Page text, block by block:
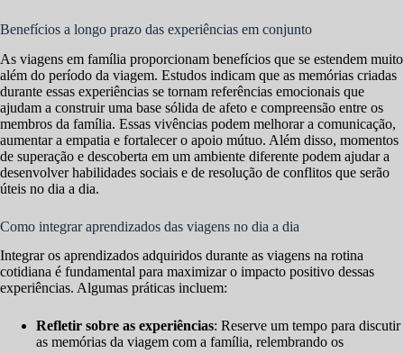
Benefícios a longo prazo das experiências em conjunto
As viagens em família proporcionam benefícios que se estendem muito
além do período da viagem. Estudos indicam que as memórias criadas
durante essas experiências se tornam referências emocionais que
ajudam a construir uma base sólida de afeto e compreensão entre os
membros da família. Essas vivências podem melhorar a comunicação,
aumentar a empatia e fortalecer o apoio mútuo. Além disso, momentos
de superação e descoberta em um ambiente diferente podem ajudar a
desenvolver habilidades sociais e de resolução de conflitos que serão
úteis no dia a dia.
Como integrar aprendizados das viagens no dia a dia
Integrar os aprendizados adquiridos durante as viagens na rotina
cotidiana é fundamental para maximizar o impacto positivo dessas
experiências. Algumas práticas incluem:
Refletir sobre as experiências: Reserve um tempo para discutir
as memórias da viagem com a família, relembrando os